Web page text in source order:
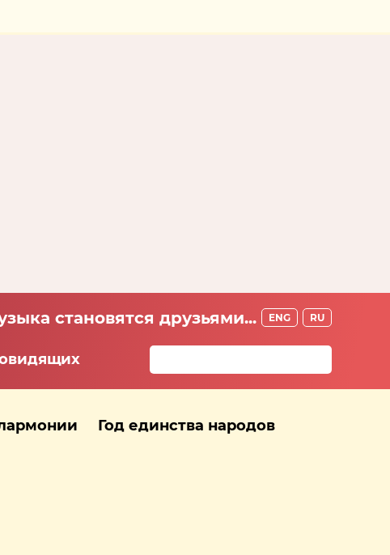
становятся друзьями... ENG RU
Год единства народов